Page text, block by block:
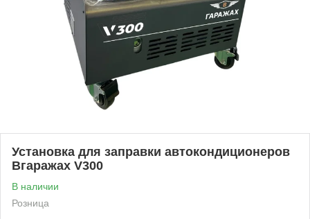
Установка для заправки автокондиционеров
Вгаражах V300
В наличии
Розница